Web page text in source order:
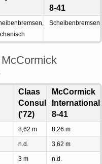
8-41
Scheibenbremsen
Claas
Consul
('72)
McCormick
International
8-41
8,62 m 8,26 m
n.d. 3,62 m
3 m n.d.